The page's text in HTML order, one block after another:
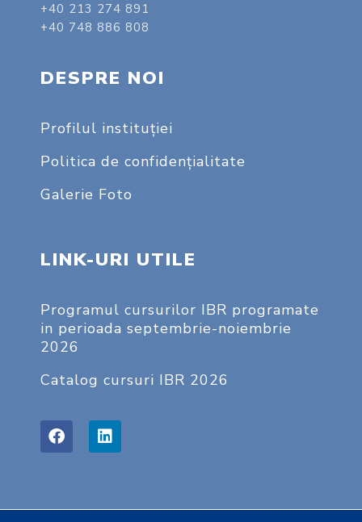
+40 213 274 891
+40 748 886 808
DESPRE NOI
Profilul instituţiei
Politica de confidențialitate
Galerie Foto
LINK-URI UTILE
Programul cursurilor IBR programate
in perioada septembrie-noiembrie
2026
Catalog cursuri IBR 2026